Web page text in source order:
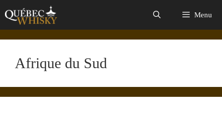
au
contenu
Menu
Afrique du Sud